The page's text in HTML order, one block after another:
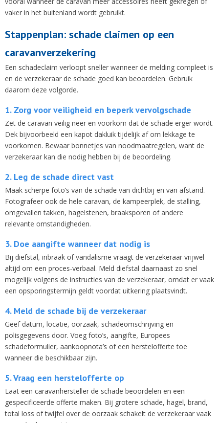
vaker in het buitenland wordt gebruikt.
Stappenplan: schade claimen op een
caravanverzekering
Een schadeclaim verloopt sneller wanneer de melding compleet is
en de verzekeraar de schade goed kan beoordelen. Gebruik
daarom deze volgorde.
1. Zorg voor veiligheid en beperk vervolgschade
Zet de caravan veilig neer en voorkom dat de schade erger wordt.
Dek bijvoorbeeld een kapot dakluik tijdelijk af om lekkage te
voorkomen. Bewaar bonnetjes van noodmaatregelen, want de
verzekeraar kan die nodig hebben bij de beoordeling.
2. Leg de schade direct vast
Maak scherpe foto’s van de schade van dichtbij en van afstand.
Fotografeer ook de hele caravan, de kampeerplek, de stalling,
omgevallen takken, hagelstenen, braaksporen of andere
relevante omstandigheden.
3. Doe aangifte wanneer dat nodig is
Bij diefstal, inbraak of vandalisme vraagt de verzekeraar vrijwel
altijd om een proces-verbaal. Meld diefstal daarnaast zo snel
mogelijk volgens de instructies van de verzekeraar, omdat er vaak
een opsporingstermijn geldt voordat uitkering plaatsvindt.
4. Meld de schade bij de verzekeraar
Geef datum, locatie, oorzaak, schadeomschrijving en
polisgegevens door. Voeg foto’s, aangifte, Europees
schadeformulier, aankoopnota’s of een herstelofferte toe
wanneer die beschikbaar zijn.
5. Vraag een herstelofferte op
Laat een caravanhersteller de schade beoordelen en een
gespecificeerde offerte maken. Bij grotere schade, hagel, brand,
total loss of twijfel over de oorzaak schakelt de verzekeraar vaak